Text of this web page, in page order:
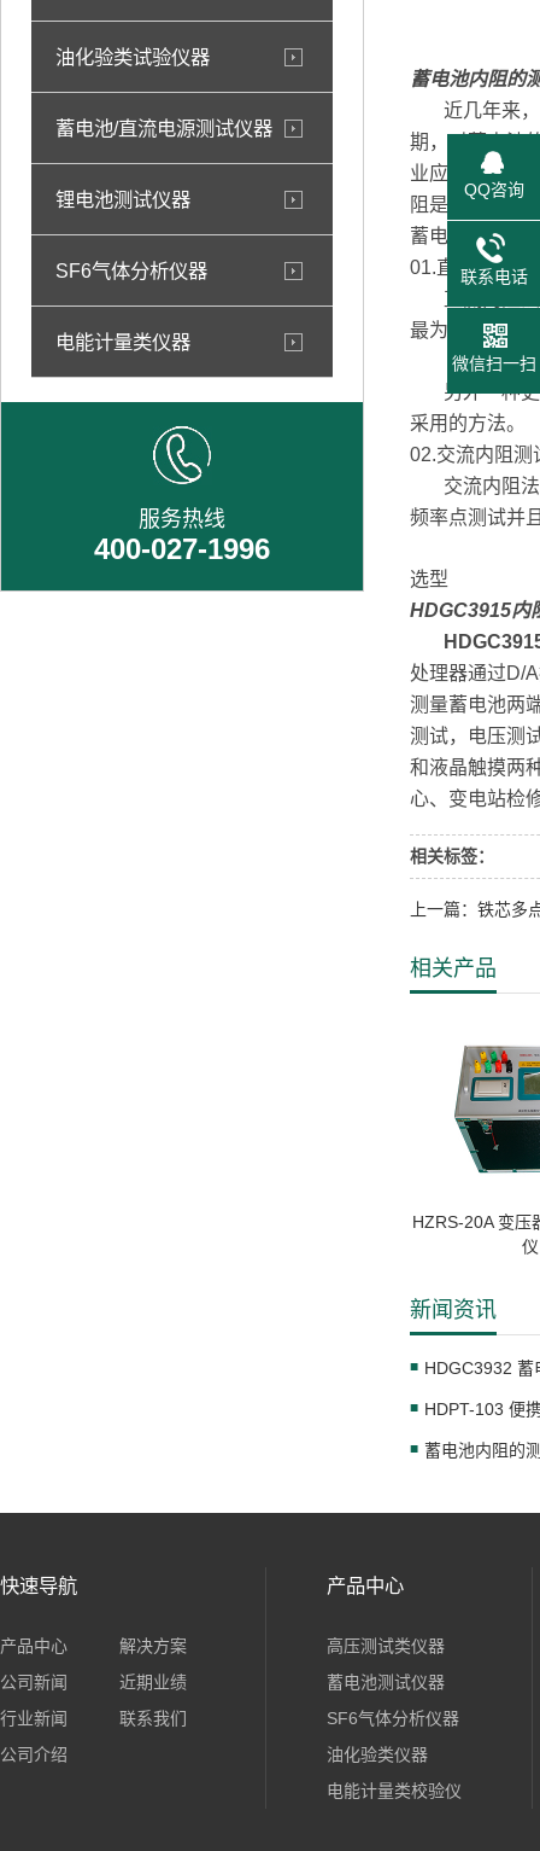
油化验类试验仪器
蓄电池/直流电源测试仪器
锂电池测试仪器
SF6气体分析仪器
电能计量类仪器
服务热线
400-027-1996
蓄电池内阻的
近几年来，
期，对蓄电池
业应用中，对
阻是衡量蓄电
蓄电池处于不
01.直流内阻测
直流内阻法
最为普遍的便
另外一种更
采用的方法。
02.交流内阻测
交流内阻法
频率点测试并
选型
HDGC3915内
HDGC3915
处理器通过D/
测量蓄电池两
测试，电压测
和液晶触摸两
心、变电站检
相关标签：
上一篇：铁芯多
相关产品
HZRS-20A 变压
仪
新闻资讯
HDPT-103 便
蓄电池内阻的
快速导航
产品中心
解决方案
公司新闻
近期业绩
行业新闻
联系我们
公司介绍
产品中心
高压测试类仪器
蓄电池测试仪器
SF6气体分析仪器
油化验类仪器
电能计量类校验仪
QQ咨询
联系电话
微信扫一扫